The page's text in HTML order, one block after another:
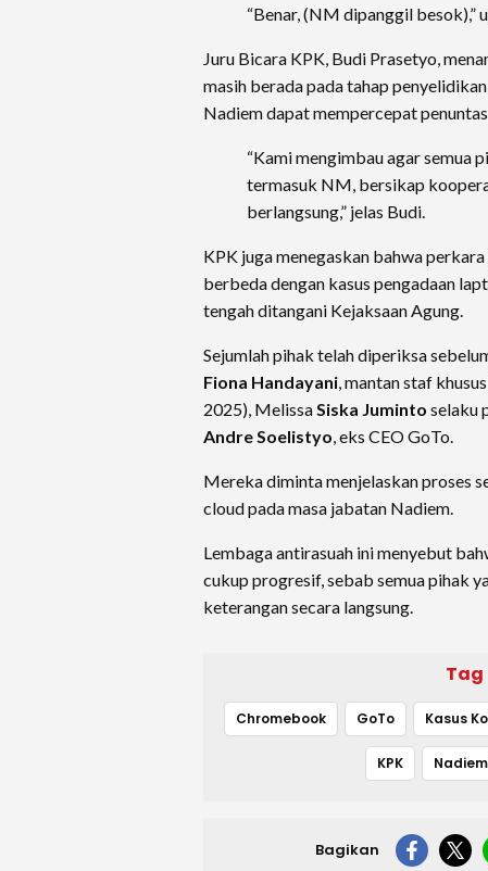
“Benar, (NM dipanggil besok),”
Juru Bicara KPK, Budi Prasetyo,
masih berada pada tahap
Nadiem dapat mempercepat
“Kami mengimbau agar semua
termasuk NM, bersikap
berlangsung,” jelas Budi.
KPK juga menegaskan bahwa
berbeda dengan kasus pengadaan
tengah ditangani Kejaksaan Agung.
Sejumlah pihak telah diperiksa
Fiona Handayani, mantan staf
2025), MelissaSiska Juminto selaku
Andre Soelistyo, eks CEO GoTo.
Mereka diminta menjelaskan proses
cloud pada masa jabatan Nadiem.
Lembaga antirasuah ini menyebut
cukup progresif, sebab semua pihak
keterangan secara langsung.
Tag
Chromebook GoTo Kasus
KPK
Bagikan